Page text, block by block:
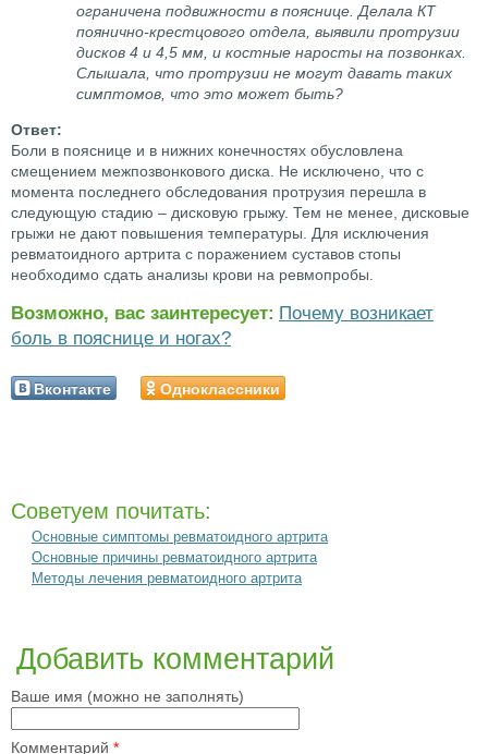
ограничена подвижности в пояснице. Делала КТ
поянично-крестцового отдела, выявили протрузии
дисков 4 и 4,5 мм, и костные наросты на позвонках.
Слышала, что протрузии не могут давать таких
симптомов, что это может быть?
Боли в пояснице и в нижних конечностях обусловлена
смещением межпозвонкового диска. Не исключено, что с
момента последнего обследования протрузия перешла в
следующую стадию – дисковую грыжу. Тем не менее, дисковые
грыжи не дают повышения температуры. Для исключения
ревматоидного артрита с поражением суставов стопы
необходимо сдать анализы крови на ревмопробы.
Возможно, вас заинтересует: Почему возникает
боль в пояснице и ногах?
Вконтакте Одноклассники
Советуем почитать:
Основные симптомы ревматоидного артрита
Основные причины ревматоидного артрита
Методы лечения ревматоидного артрита
Добавить комментарий
Ваше имя (можно не заполнять)
Комментарий *